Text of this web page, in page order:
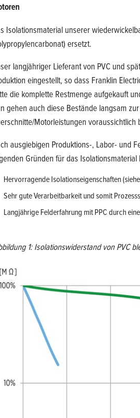
Isolationsmaterial unserer
ersetzt.
langjähriger Lieferant von PVC und
eingestellt, so dass Franklin
die komplette Restmenge aufgekauft
gehen auch diese Bestände langsam
Motorleistungen
ausgiebigen Produktions-, Labor- und
Gründen für das
Hervorragende Isolationseigenschaften
Sehr gute Verarbeitbarkeit und somit
Langjährige Felderfahrung mit PPC durch
1: Isolationswiderstand von PVC